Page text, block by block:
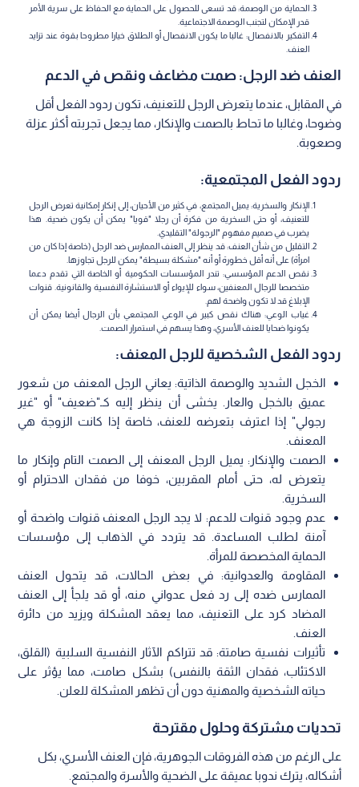
الحماية من الوصمة: قد تسعى للحصول على الحماية مع الحفاظ على سرية الأمر
قدر الإمكان لتجنب الوصمة الاجتماعية.
التفكير بالانفصال: غالبا ما يكون الانفصال أو الطلاق خيارا مطروحا بقوة عند تزايد
العنف.
العنف ضد الرجل: صمت مضاعف ونقص في الدعم
في المقابل، عندما يتعرض الرجل للتعنيف، تكون ردود الفعل أقل
وضوحا، وغالبا ما تحاط بالصمت والإنكار، مما يجعل تجربته أكثر عزلة
وصعوبة.
ردود الفعل المجتمعية:
الإنكار والسخرية: يميل المجتمع، في كثير من الأحيان، إلى إنكار إمكانية تعرض الرجل
للتعنيف، أو حتى السخرية من فكرة أن رجلا "قويا" يمكن أن يكون ضحية. هذا
يضرب في صميم مفهوم "الرجولة" التقليدي.
التقليل من شأن العنف: قد ينظر إلى العنف الممارس ضد الرجل (خاصة إذا كان من
امرأة) على أنه أقل خطورة أو أنه "مشكلة بسيطة" يمكن للرجل تجاوزها.
نقص الدعم المؤسسي: تندر المؤسسات الحكومية أو الخاصة التي تقدم دعما
متخصصا للرجال المعنفين، سواء للإيواء أو الاستشارة النفسية والقانونية. قنوات
الإبلاغ قد لا تكون واضحة لهم.
غياب الوعي: هناك نقص كبير في الوعي المجتمعي بأن الرجال أيضا يمكن أن
يكونوا ضحايا للعنف الأسري، وهذا يسهم في استمرار الصمت.
ردود الفعل الشخصية للرجل المعنف:
الخجل الشديد والوصمة الذاتية: يعاني الرجل المعنف من شعور
عميق بالخجل والعار. يخشى أن ينظر إليه كـ"ضعيف" أو "غير
رجولي" إذا اعترف بتعرضه للعنف، خاصة إذا كانت الزوجة هي
المعنف.
الصمت والإنكار: يميل الرجل المعنف إلى الصمت التام وإنكار ما
يتعرض له، حتى أمام المقربين، خوفا من فقدان الاحترام أو
السخرية.
عدم وجود قنوات للدعم: لا يجد الرجل المعنف قنوات واضحة أو
آمنة لطلب المساعدة. قد يتردد في الذهاب إلى مؤسسات
الحماية المخصصة للمرأة.
المقاومة والعدوانية: في بعض الحالات، قد يتحول العنف
الممارس ضده إلى رد فعل عدواني منه، أو قد يلجأ إلى العنف
المضاد كرد على التعنيف، مما يعقد المشكلة ويزيد من دائرة
العنف.
تأثيرات نفسية صامتة: قد تتراكم الآثار النفسية السلبية (القلق،
الاكتئاب، فقدان الثقة بالنفس) بشكل صامت، مما يؤثر على
حياته الشخصية والمهنية دون أن تظهر المشكلة للعلن.
تحديات مشتركة وحلول مقترحة
على الرغم من هذه الفروقات الجوهرية، فإن العنف الأسري، بكل
أشكاله، يترك ندوبا عميقة على الضحية والأسرة والمجتمع.